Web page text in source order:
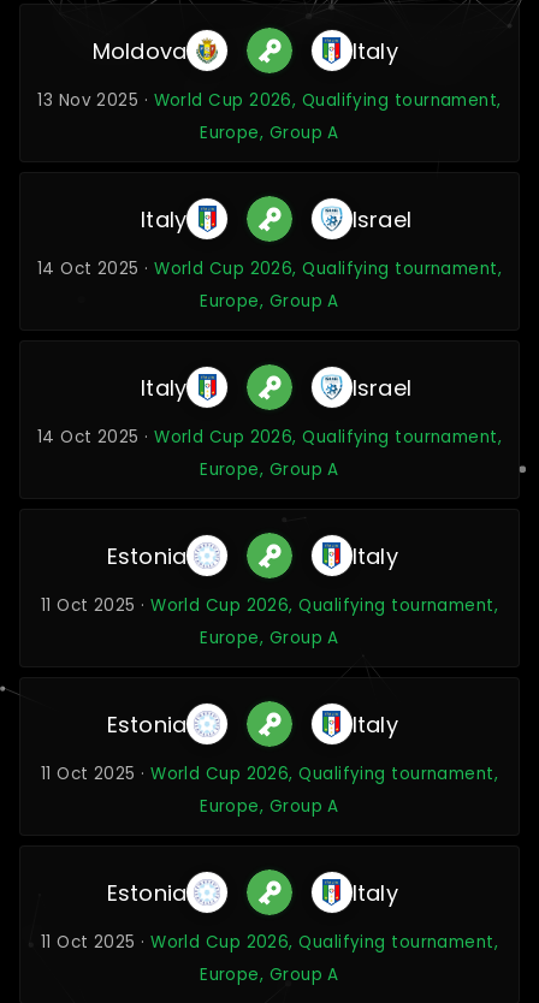
Moldova Italy
13 Nov 2025 · World Cup 2026, Qualifying tournament,
Europe, Group A
Italy Israel
14 Oct 2025 ·World Cup 2026, Qualifying tournament,
Europe, Group A
Italy Israel
14 Oct 2025 ·World Cup 2026, Qualifying tournament,
Europe, Group A
Estonia Italy
11 Oct 2025 ·World Cup 2026, Qualifying tournament,
Europe, Group A
Estonia Italy
11 Oct 2025 ·World Cup 2026, Qualifying tournament,
Europe, Group A
Estonia Italy
11 Oct 2025 ·World Cup 2026, Qualifying tournament,
Europe, Group A